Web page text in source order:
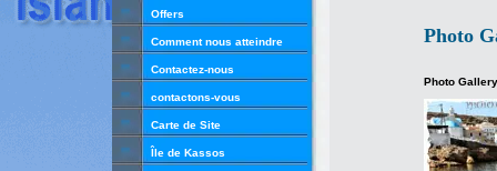
Photo
Photo Gallery
Offers
Comment nous atteindre
Contactez-nous
contactons-vous
Carte de Site
Île de Kassos